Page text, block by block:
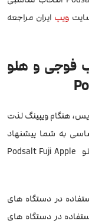
ویپ ایران مراجعه
فوجی و هلو
هنگام ویپینگ لذت
به شما پیشنهاد
می‌کنیم که جویس سالت طعم سیب فوجی و هلو Podsalt Fuji Apple
در دستگاه های
در دستگاه های